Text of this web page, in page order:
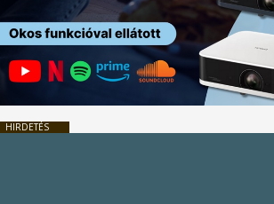
HIRDETÉS